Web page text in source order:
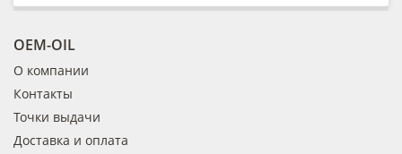
OEM-OIL
О компании
Контакты
Точки выдачи
Доставка и оплата